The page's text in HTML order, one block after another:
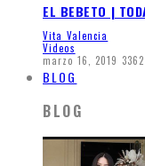
EL BEBETO |
Vita Valencia
Videos
marzo 16, 2019 3362
BLOG
BLOG